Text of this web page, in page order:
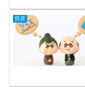
投資